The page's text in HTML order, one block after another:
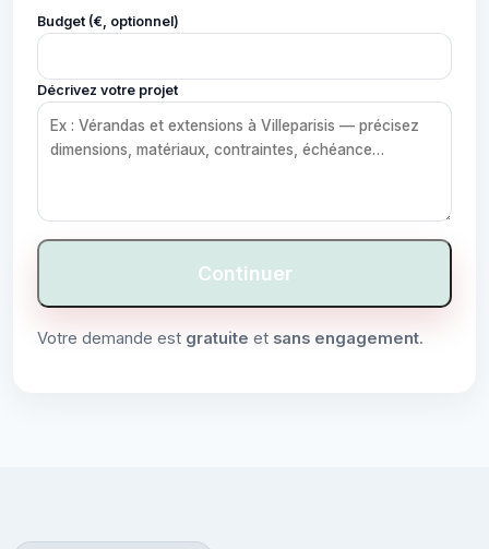
Budget (€, optionnel)
Décrivez votre projet
Continuer
Votre demande est gratuite et sans engagement.